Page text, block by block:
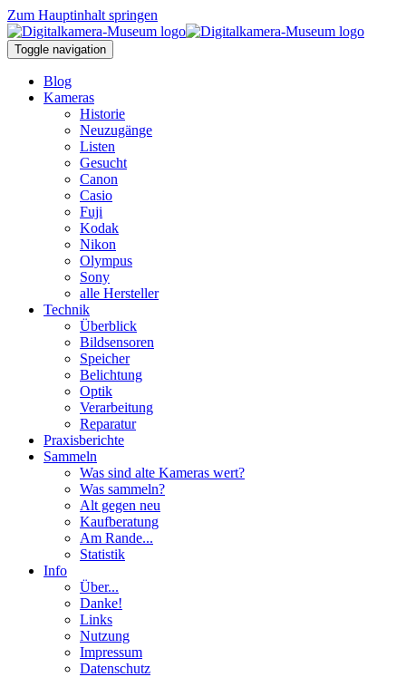
Zum Hauptinhalt springen
Toggle navigation
Blog
Kameras
Historie
Neuzugänge
Listen
Gesucht
Canon
Casio
Fuji
Kodak
Nikon
Olympus
Sony
alle Hersteller
Technik
Überblick
Bildsensoren
Speicher
Belichtung
Optik
Verarbeitung
Reparatur
Praxisberichte
Sammeln
Was sind alte Kameras wert?
Was sammeln?
Alt gegen neu
Kaufberatung
Am Rande...
Statistik
Info
Über...
Danke!
Links
Nutzung
Impressum
Datenschutz